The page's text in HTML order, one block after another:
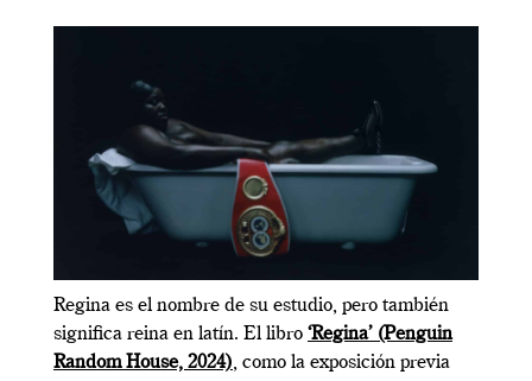
Regina es el nombre de su estudio, pero también
significa reina en latín. El libro ‘Regina’ (Penguin
Random House, 2024), como la exposición previa